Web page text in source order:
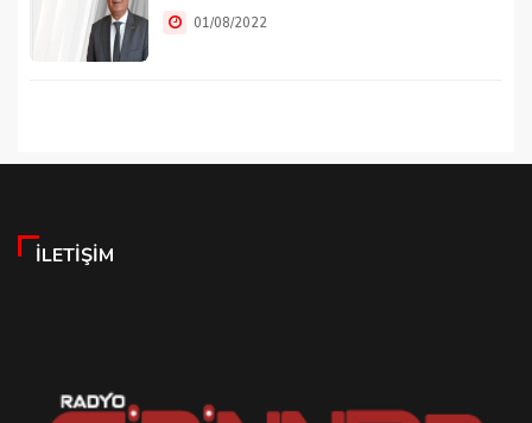
01/08/2022
İLETIŞIM